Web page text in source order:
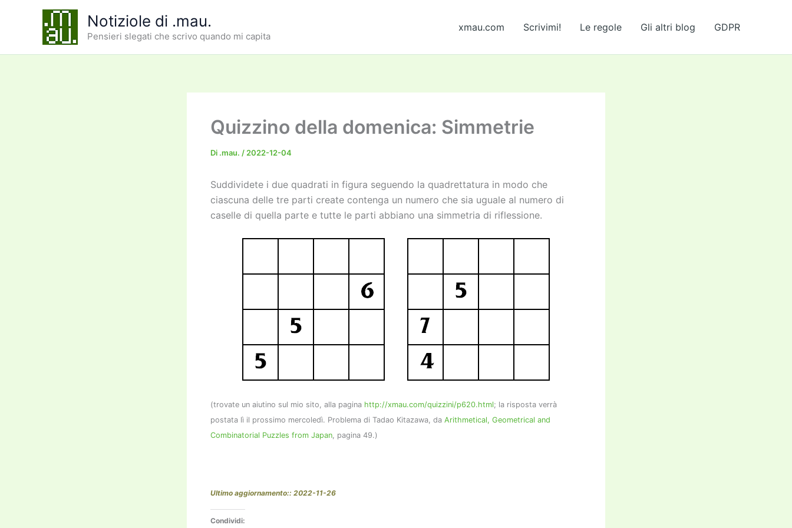
Notiziole di .mau.
Pensieri slegati che scrivo quando mi capita
xmau.com Scrivimi! Le regole Gli altri blog GDPR
Quizzino della domenica: Simmetrie
Di .mau. / 2022-12-04
Suddividete i due quadrati in figura seguendo la quadrettatura in modo che
ciascuna delle tre parti create contenga un numero che sia uguale al numero di
caselle di quella parte e tutte le parti abbiano una simmetria di riflessione.
(trovate un aiutino sul mio sito, alla pagina http://xmau.com/quizzini/p620.html; la risposta verrà
postata lì il prossimo mercoledì. Problema di Tadao Kitazawa, da Arithmetical, Geometrical and
Combinatorial Puzzles from Japan, pagina 49.)
Ultimo aggiornamento:: 2022-11-26
Condividi: